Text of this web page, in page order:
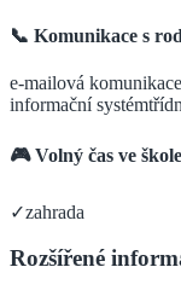
📞 Komunikace s
e-mailová
informační systém
🎮 Volný čas ve škole
✓zahrada
Rozšířené